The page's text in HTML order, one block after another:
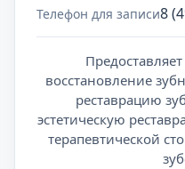
Телефон для записи8
восстановление
реставрацию
эстетическую
терапевтической